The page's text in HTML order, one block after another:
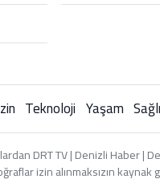
Teknoloji Yaşam
DRT TV | Denizli Haber |
izin alınmaksızın